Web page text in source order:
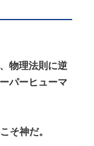
物理法則に逆
パーヒューマ
そ神だ。